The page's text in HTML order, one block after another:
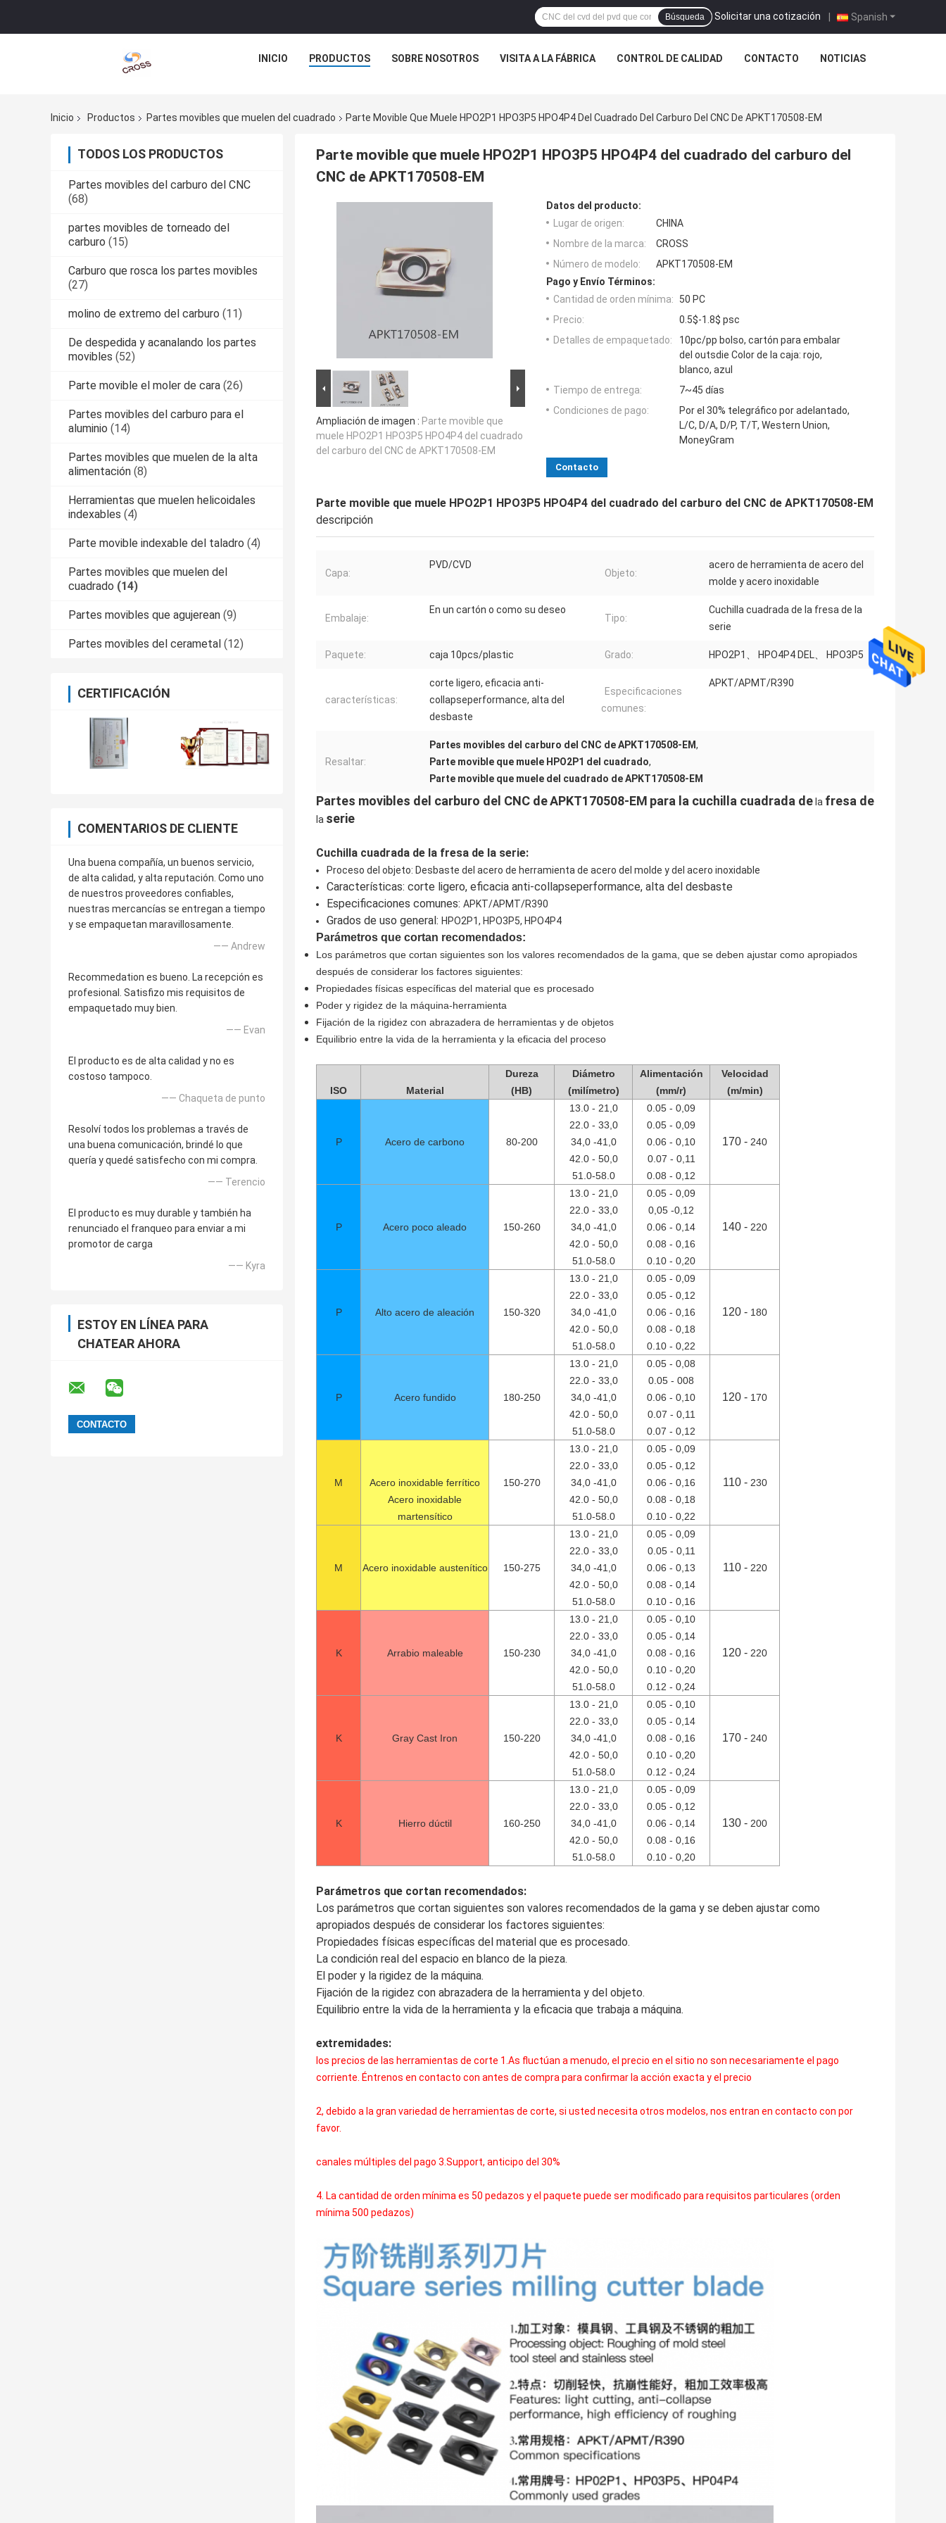
Spanish
Solicitar una cotización |
Búsqueda
INICIO PRODUCTOS SOBRE NOSOTROS VISITA A LA FÁBRICA CONTROL DE CALIDAD CONTACTO NOTICIAS
Inicio Productos Partes movibles que muelen del cuadrado Parte Movible Que Muele HPO2P1 HPO3P5 HPO4P4 Del Cuadrado Del Carburo Del CNC De APKT170508-EM
TODOS LOS PRODUCTOS
Partes movibles del carburo del CNC
(68)
partes movibles de torneado del
carburo (15)
Carburo que rosca los partes movibles
(27)
molino de extremo del carburo (11)
De despedida y acanalando los partes
movibles (52)
Parte movible el moler de cara (26)
Partes movibles del carburo para el
aluminio (14)
Partes movibles que muelen de la alta
alimentación (8)
Herramientas que muelen helicoidales
indexables (4)
Parte movible indexable del taladro (4)
Partes movibles que muelen del
cuadrado (14)
Partes movibles que agujerean (9)
Partes movibles del cerametal (12)
CERTIFICACIÓN
COMENTARIOS DE CLIENTE
Una buena compañía, un buenos servicio,
de alta calidad, y alta reputación. Como uno
de nuestros proveedores confiables,
nuestras mercancías se entregan a tiempo
y se empaquetan maravillosamente.
—— Andrew
Recommedation es bueno. La recepción es
profesional. Satisfizo mis requisitos de
empaquetado muy bien.
—— Evan
El producto es de alta calidad y no es
costoso tampoco.
—— Chaqueta de punto
Resolví todos los problemas a través de
una buena comunicación, brindé lo que
quería y quedé satisfecho con mi compra.
—— Terencio
El producto es muy durable y también ha
renunciado el franqueo para enviar a mi
promotor de carga
—— Kyra
ESTOY EN LÍNEA PARA
CHATEAR AHORA
Parte movible que muele HPO2P1 HPO3P5 HPO4P4 del cuadrado del carburo del
CNC de APKT170508-EM
Ampliación de imagen : Parte movible que
muele HPO2P1 HPO3P5 HPO4P4 del cuadrado
del carburo del CNC de APKT170508-EM
Datos del producto:
Lugar de origen:
CHINA
Nombre de la marca:
CROSS
Número de modelo:
APKT170508-EM
Pago y Envío Términos:
Cantidad de orden mínima:
50 PC
Precio:
0.5$-1.8$ psc
Detalles de empaquetado:
10pc/pp bolso, cartón para embalar
del outsdie Color de la caja: rojo,
blanco, azul
Tiempo de entrega:
7~45 días
Condiciones de pago:
Por el 30% telegráfico por adelantado,
L/C, D/A, D/P, T/T, Western Union,
MoneyGram
Contacto
Parte movible que muele HPO2P1 HPO3P5 HPO4P4 del cuadrado del carburo del CNC de APKT170508-EM
descripción
Capa:
PVD/CVD
Objeto:
acero de herramienta de acero del
molde y acero inoxidable
Embalaje:
En un cartón o como su deseo
Tipo:
Cuchilla cuadrada de la fresa de la
serie
Paquete: caja 10pcs/plastic Grado: HPO2P1、 HPO4P4 DEL、 HPO3P5
características:
corte ligero, eficacia anti-
collapseperformance, alta del
desbaste
Especificaciones
comunes:
APKT/APMT/R390
Resaltar:
Partes movibles del carburo del CNC de APKT170508-EM,
Parte movible que muele HPO2P1 del cuadrado,
Parte movible que muele del cuadrado de APKT170508-EM
Partes movibles del carburo del CNC deAPKT170508-EM para la cuchilla cuadrada de la fresa de
la serie
Cuchilla cuadrada de la fresa de la serie:
Proceso del objeto: Desbaste del acero de herramienta de acero del molde y del acero inoxidable
Características: corte ligero, eficacia anti-collapseperformance, alta del desbaste
Especificaciones comunes: APKT/APMT/R390
Grados de uso general: HPO2P1, HPO3P5, HPO4P4
Parámetros que cortan recomendados:
Los parámetros que cortan siguientes son los valores recomendados de la gama, que se deben ajustar como apropiados
después de considerar los factores siguientes:
Propiedades físicas específicas del material que es procesado
Poder y rigidez de la máquina-herramienta
Fijación de la rigidez con abrazadera de herramientas y de objetos
Equilibrio entre la vida de la herramienta y la eficacia del proceso
ISO Material
Dureza
(HB)
Diámetro
(milímetro)
Alimentación
(mm/r)
Velocidad
(m/min)
P Acero de carbono 80-200
13.0 - 21,0
22.0 - 33,0
34,0 -41,0
42.0 - 50,0
51.0-58.0
0.05 - 0,09
0.05 - 0,09
0.06 - 0,10
0.07 - 0,11
0.08 - 0,12
170 - 240
P Acero poco aleado 150-260
13.0 - 21,0
22.0 - 33,0
34,0 -41,0
42.0 - 50,0
51.0-58.0
0.05 - 0,09
0,05 -0,12
0.06 - 0,14
0.08 - 0,16
0.10 - 0,20
140 - 220
P Alto acero de aleación 150-320
13.0 - 21,0
22.0 - 33,0
34,0 -41,0
42.0 - 50,0
51.0-58.0
0.05 - 0,09
0.05 - 0,12
0.06 - 0,16
0.08 - 0,18
0.10 - 0,22
120 - 180
P Acero fundido 180-250
13.0 - 21,0
22.0 - 33,0
34,0 -41,0
42.0 - 50,0
51.0-58.0
0.05 - 0,08
0.05 - 008
0.06 - 0,10
0.07 - 0,11
0.07 - 0,12
120 - 170
M
Acero inoxidable ferrítico
Acero inoxidable
martensítico
150-270
13.0 - 21,0
22.0 - 33,0
34,0 -41,0
42.0 - 50,0
51.0-58.0
0.05 - 0,09
0.05 - 0,12
0.06 - 0,16
0.08 - 0,18
0.10 - 0,22
110 - 230
M Acero inoxidable austenítico 150-275
13.0 - 21,0
22.0 - 33,0
34,0 -41,0
42.0 - 50,0
51.0-58.0
0.05 - 0,09
0.05 - 0,11
0.06 - 0,13
0.08 - 0,14
0.10 - 0,16
110 - 220
K Arrabio maleable 150-230
13.0 - 21,0
22.0 - 33,0
34,0 -41,0
42.0 - 50,0
51.0-58.0
0.05 - 0,10
0.05 - 0,14
0.08 - 0,16
0.10 - 0,20
0.12 - 0,24
120 - 220
K Gray Cast Iron 150-220
13.0 - 21,0
22.0 - 33,0
34,0 -41,0
42.0 - 50,0
51.0-58.0
0.05 - 0,10
0.05 - 0,14
0.08 - 0,16
0.10 - 0,20
0.12 - 0,24
170 - 240
K Hierro dúctil 160-250
13.0 - 21,0
22.0 - 33,0
34,0 -41,0
42.0 - 50,0
51.0-58.0
0.05 - 0,09
0.05 - 0,12
0.06 - 0,14
0.08 - 0,16
0.10 - 0,20
130 - 200
Parámetros que cortan recomendados:
Los parámetros que cortan siguientes son valores recomendados de la gama y se deben ajustar como
apropiados después de considerar los factores siguientes:
Propiedades físicas específicas del material que es procesado.
La condición real del espacio en blanco de la pieza.
El poder y la rigidez de la máquina.
Fijación de la rigidez con abrazadera de la herramienta y del objeto.
Equilibrio entre la vida de la herramienta y la eficacia que trabaja a máquina.
extremidades:
los precios de las herramientas de corte 1.As fluctúan a menudo, el precio en el sitio no son necesariamente el pago
corriente. Éntrenos en contacto con antes de compra para confirmar la acción exacta y el precio
2, debido a la gran variedad de herramientas de corte, si usted necesita otros modelos, nos entran en contacto con por
favor.
canales múltiples del pago 3.Support, anticipo del 30%
4. La cantidad de orden mínima es 50 pedazos y el paquete puede ser modificado para requisitos particulares (orden
mínima 500 pedazos)